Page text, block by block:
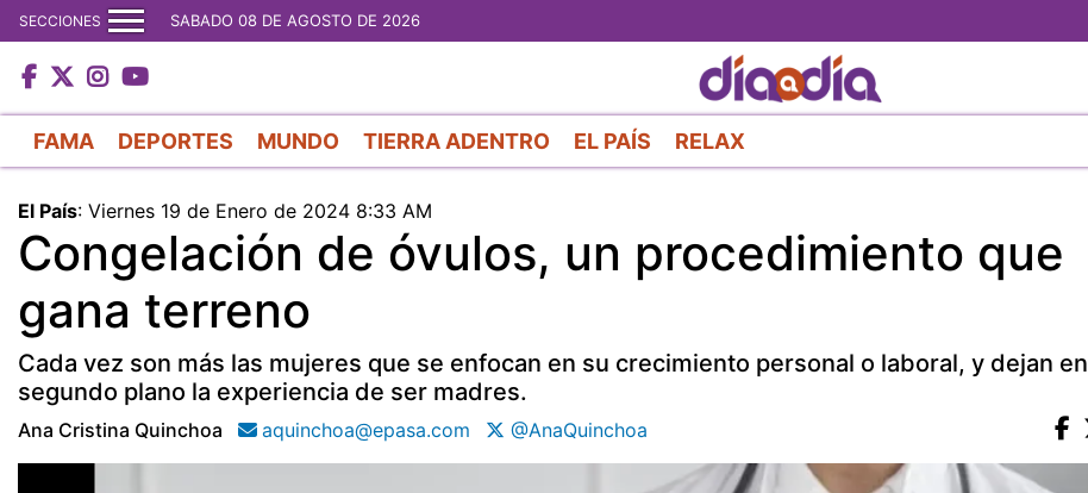
al
contenido
principal
SECCIONES SABADO 08 DE AGOSTO DE 2026
FAMA DEPORTES MUNDO TIERRA ADENTRO EL PAÍS RELAX
El País: Viernes 19 de Enero de 2024 8:33 AM
Congelación de óvulos, un procedimiento que
gana terreno
Cada vez son más las mujeres que se enfocan en su crecimiento personal o laboral, y dejan en
segundo plano la experiencia de ser madres.
Ana Cristina Quinchoa aquinchoa@epasa.com @AnaQuinchoa